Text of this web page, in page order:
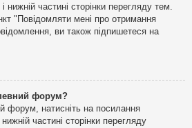
нижній частині сторінки перегляду тем.
"Повідомляти мені про отримання
ви також підпишетеся на
форум?
форум, натисніть на посилання
частині сторінки перегляду